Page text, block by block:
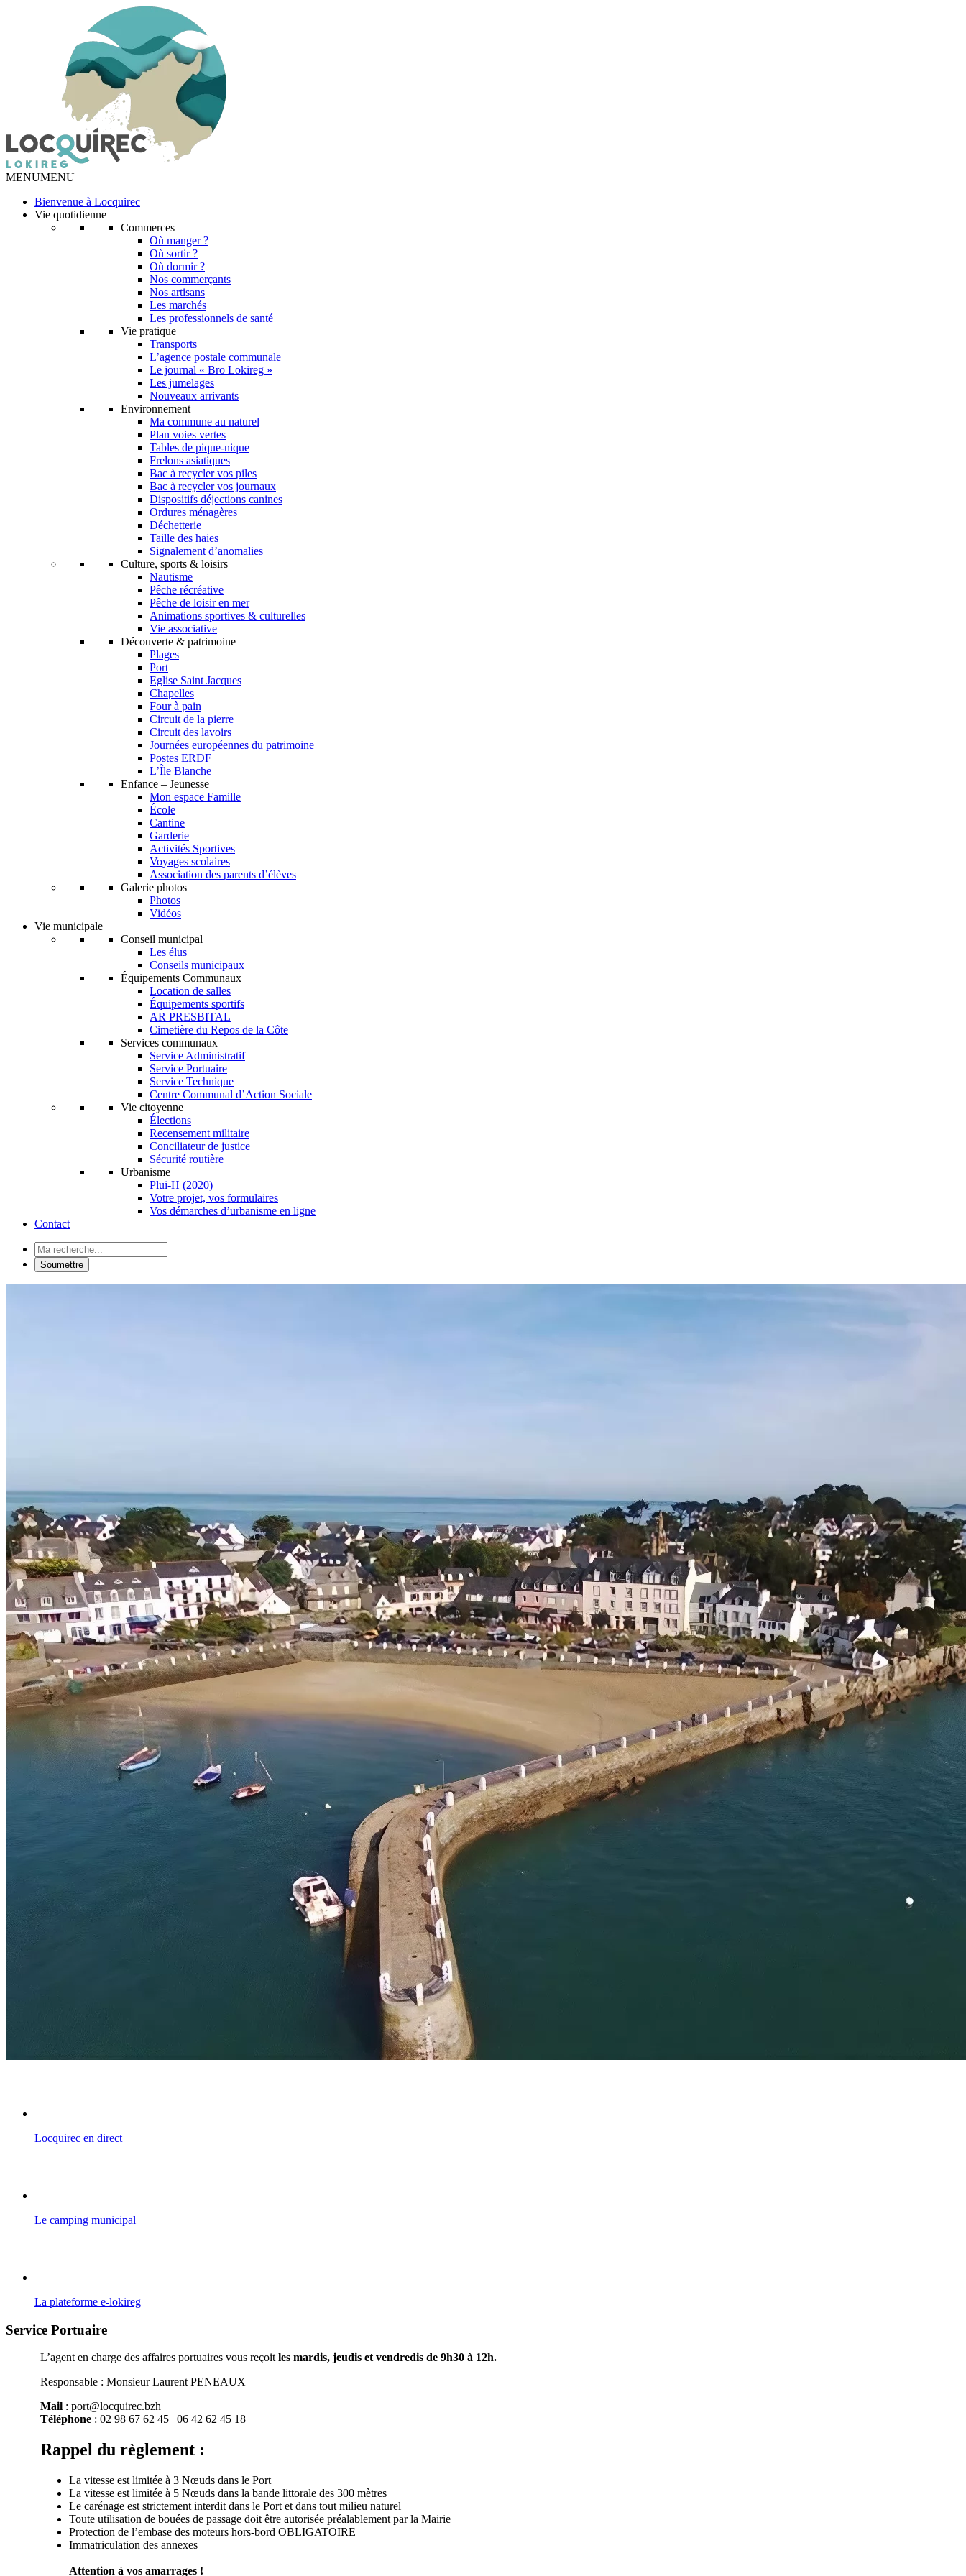
MENUMENU
Bienvenue à Locquirec
Vie quotidienne
Commerces
Où manger ?
Où sortir ?
Où dormir ?
Nos commerçants
Nos artisans
Les marchés
Les professionnels de santé
Vie pratique
Transports
L’agence postale communale
Le journal « Bro Lokireg »
Les jumelages
Nouveaux arrivants
Environnement
Ma commune au naturel
Plan voies vertes
Tables de pique-nique
Frelons asiatiques
Bac à recycler vos piles
Bac à recycler vos journaux
Dispositifs déjections canines
Ordures ménagères
Déchetterie
Taille des haies
Signalement d’anomalies
Culture, sports & loisirs
Nautisme
Pêche récréative
Pêche de loisir en mer
Animations sportives & culturelles
Vie associative
Découverte & patrimoine
Plages
Port
Eglise Saint Jacques
Chapelles
Four à pain
Circuit de la pierre
Circuit des lavoirs
Journées européennes du patrimoine
Postes ERDF
L’Île Blanche
Enfance – Jeunesse
Mon espace Famille
École
Cantine
Garderie
Activités Sportives
Voyages scolaires
Association des parents d’élèves
Galerie photos
Photos
Vidéos
Vie municipale
Conseil municipal
Les élus
Conseils municipaux
Équipements Communaux
Location de salles
Équipements sportifs
AR PRESBITAL
Cimetière du Repos de la Côte
Services communaux
Service Administratif
Service Portuaire
Service Technique
Centre Communal d’Action Sociale
Vie citoyenne
Élections
Recensement militaire
Conciliateur de justice
Sécurité routière
Urbanisme
Plui-H (2020)
Votre projet, vos formulaires
Vos démarches d’urbanisme en ligne
Contact
Locquirec en direct
Le camping municipal
La plateforme e-lokireg
Service Portuaire
L’agent en charge des affaires portuaires vous reçoitles mardis, jeudis et vendredis de 9h30 à 12h.
Responsable : Monsieur Laurent PENEAUX
Mail : port@locquirec.bzh
Téléphone : 02 98 67 62 45 | 06 42 62 45 18
Rappel du règlement :
La vitesse est limitée à 3 Nœuds dans le Port
La vitesse est limitée à 5 Nœuds dans la bande littorale des 300 mètres
Le carénage est strictement interdit dans le Port et dans tout milieu naturel
Toute utilisation de bouées de passage doit être autorisée préalablement par la Mairie
Protection de l’embase des moteurs hors-bord OBLIGATOIRE
Immatriculation des annexes
Attention à vos amarrages !